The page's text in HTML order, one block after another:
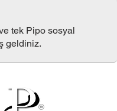
tek Pipo sosyal
geldiniz.